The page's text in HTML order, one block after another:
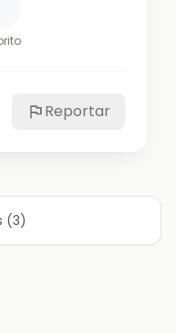
Reportar
(3)